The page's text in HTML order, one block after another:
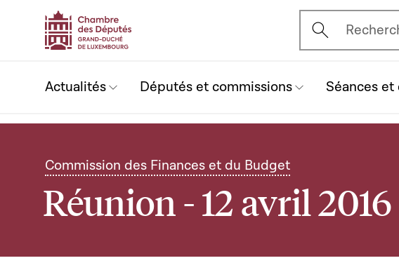
Ouvrir l'écran
Actualités Députés et commissions Séances
Commission des Finances et du Budget
Réunion - 12 avril 2016